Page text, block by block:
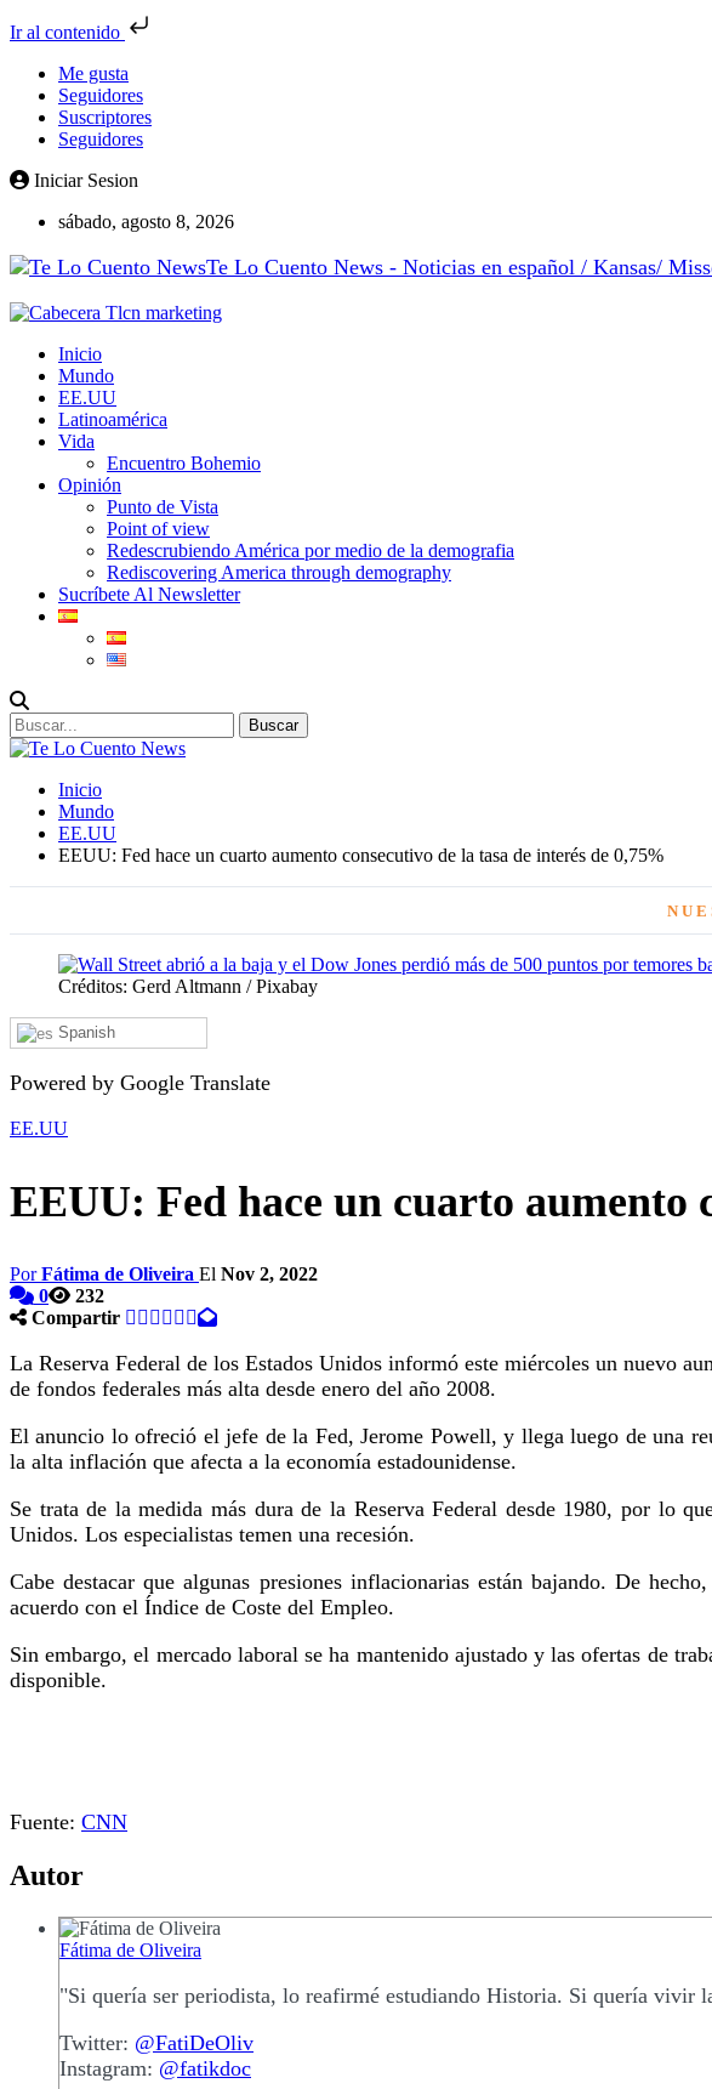
Ir al contenido
Me gusta
Seguidores
Suscriptores
Seguidores
Iniciar Sesion
sábado, agosto 8, 2026
Te Lo Cuento News - Noticias en español / Kansas/
Inicio
Mundo
EE.UU
Latinoamérica
Vida
Encuentro Bohemio
Opinión
Punto de Vista
Point of view
Redescrubiendo América por medio de la demografia
Rediscovering America through demography
Sucríbete Al Newsletter
Inicio
Mundo
EE.UU
EEUU: Fed hace un cuarto aumento consecutivo de la tasa de interés de 0,75%
Créditos: Gerd Altmann / Pixabay
Spanish
Powered by Google Translate
EE.UU
EEUU: Fed hace un cuarto aumento
PorFátima de Oliveira El Nov 2, 2022
0
232
Compartir
La Reserva Federal de los Estados Unidos informó este miércoles un nuevo
de fondos federales más alta desde enero del año 2008.
El anuncio lo ofreció el jefe de la Fed, Jerome Powell, y llega luego de una
la alta inflación que afecta a la economía estadounidense.
Se trata de la medida más dura de la Reserva Federal desde 1980, por lo
Unidos. Los especialistas temen una recesión.
Cabe destacar que algunas presiones inflacionarias están bajando. De
acuerdo con el Índice de Coste del Empleo.
Sin embargo, el mercado laboral se ha mantenido ajustado y las ofertas de
disponible.
Fuente: CNN
Autor
Fátima de Oliveira
"Si quería ser periodista, lo reafirmé estudiando Historia. Si quería vivir
Twitter: @FatiDeOliv
Instagram: @fatikdoc